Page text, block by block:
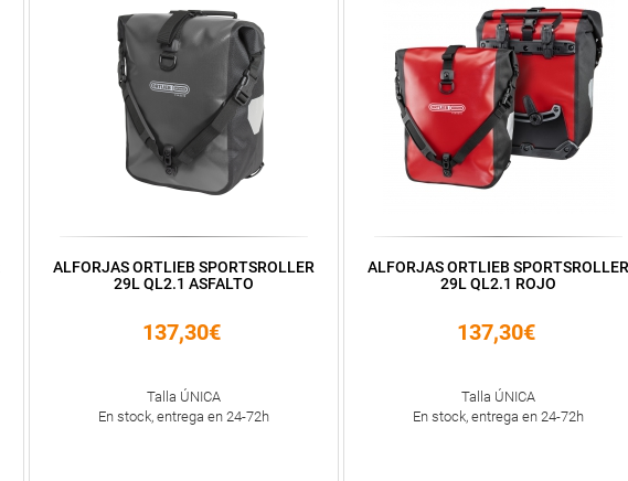
ALFORJAS ORTLIEB SPORTSROLLER
29L QL2.1 ASFALTO
137,30€
Talla ÚNICA
En stock, entrega en 24-72h
ALFORJAS ORTLIEB SPORTSROLLER
29L QL2.1 ROJO
137,30€
Talla ÚNICA
En stock, entrega en 24-72h